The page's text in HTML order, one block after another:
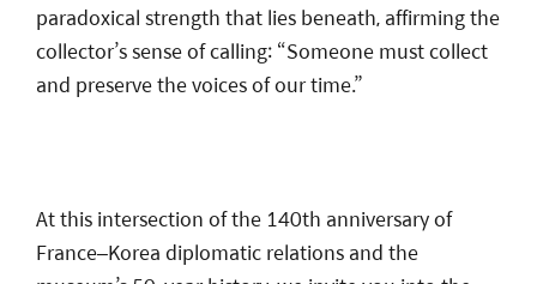
paradoxical strength that lies beneath, affirming the
collector’s sense of calling: “Someone must collect
and preserve the voices of our time.”
At this intersection of the 140th anniversary of
France–Korea diplomatic relations and the